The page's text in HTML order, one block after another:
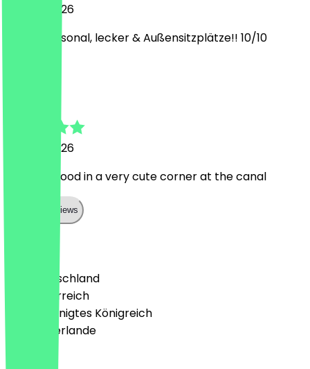
26. Juni 2026
Liebes Personal, lecker & Außensitzplätze!! 10/10
26. Juni 2026
Delicious food in a very cute corner at the canal
Show all reviews
🇩🇪 Deutschland
🇦🇹 Österreich
🇬🇧 Vereinigtes Königreich
🇳🇱 Niederlande